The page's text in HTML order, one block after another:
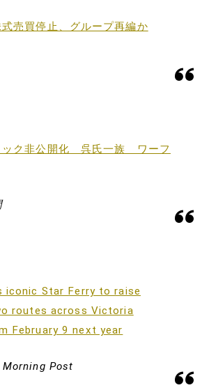
売買停止、グループ再編か
ック非公開化 呉氏一族 ワーフ
iconic Star Ferry to raise
routes across Victoria
February 9 next year
Post